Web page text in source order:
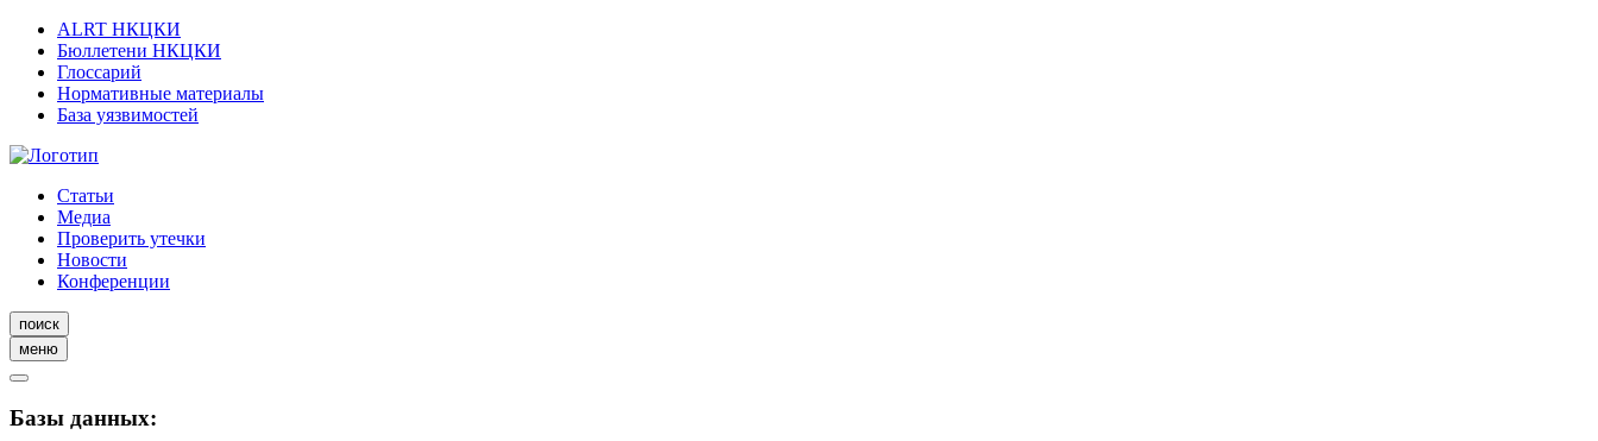
ALRT НКЦКИ
Бюллетени НКЦКИ
Глоссарий
Нормативные материалы
База уязвимостей
Статьи
Медиа
Проверить утечки
Новости
Конференции
поиск
меню
Базы данных: